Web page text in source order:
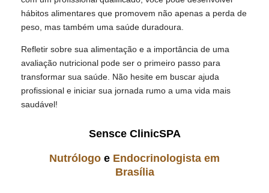
hábitos alimentares que promovem não apenas a perda de
peso, mas também uma saúde duradoura.
Refletir sobre sua alimentação e a importância de uma
avaliação nutricional pode ser o primeiro passo para
transformar sua saúde. Não hesite em buscar ajuda
profissional e iniciar sua jornada rumo a uma vida mais
saudável!
Sensce ClinicSPA
Nutrólogo e Endocrinologista em
Brasília